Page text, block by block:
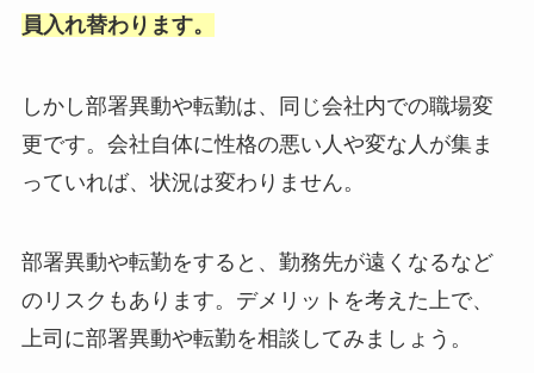
員入れ替わります。
しかし部署異動や転勤は、同じ会社内での職場変
更です。会社自体に性格の悪い人や変な人が集ま
っていれば、状況は変わりません。
部署異動や転勤をすると、勤務先が遠くなるなど
のリスクもあります。デメリットを考えた上で、
上司に部署異動や転勤を相談してみましょう。